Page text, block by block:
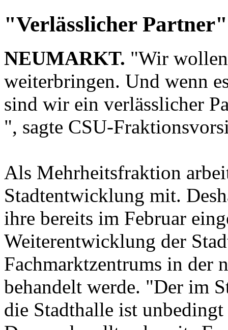
"Verlässlicher Partner"
NEUMARKT. "Wir
weiterbringen. Und wenn
sind wir ein verlässlicher
", sagte CSU-
Als Mehrheitsfraktion
Stadtentwicklung mit.
ihre bereits im Februar
Weiterentwicklung der
Fachmarktzentrums in der
behandelt werde. "Der im
die Stadthalle ist